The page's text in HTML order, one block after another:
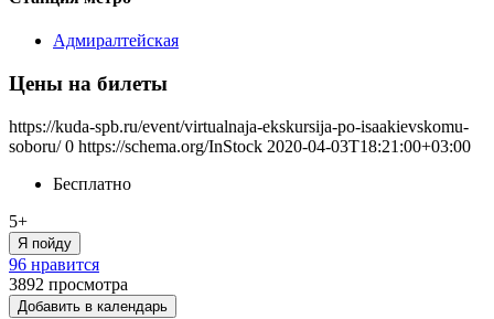
Адмиралтейская
Цены на билеты
https://kuda-spb.ru/event/virtualnaja-ekskursija-po-isaakievskomu-
soboru/ 0 https://schema.org/InStock 2020-04-03T18:21:00+03:00
Бесплатно
5+
Я пойду
96 нравится
3892 просмотра
Добавить в календарь